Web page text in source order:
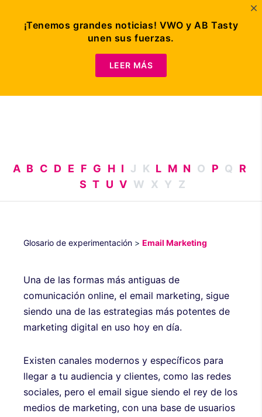
A B C D E F G H I J K L M N O P Q
R
S T U V W X Y Z
Glosario de experimentación > Email Marketing
Una de las formas más antiguas de
comunicación online, el email marketing, sigue
siendo una de las estrategias más potentes de
marketing digital en uso hoy en día.
Existen canales modernos y específicos para
llegar a tu audiencia y clientes, como las redes
sociales, pero el email sigue siendo el rey de los
medios de marketing, con una base de usuarios
¡Tenemos grandes noticias! VWO y AB Tasty
unen sus fuerzas.
LEER MÁS